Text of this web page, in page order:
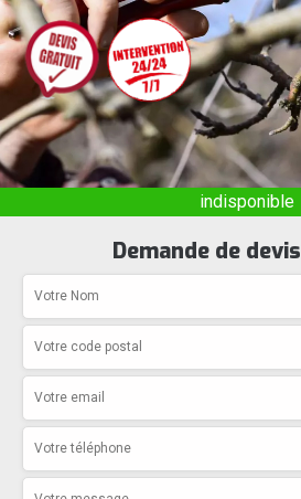
indisponible
Demande de